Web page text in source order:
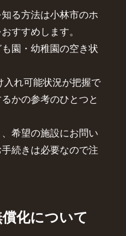
る方法は小林市のホ
すすめします。
園・幼稚園の空き状
れ可能状況が把握で
かの参考のひとつと
希望の施設にお問い
続きは必要なので注
化について